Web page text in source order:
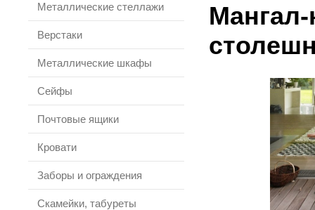
Металлические стеллажи
Верстаки
Металлические шкафы
Сейфы
Почтовые ящики
Кровати
Заборы и ограждения
Скамейки, табуреты